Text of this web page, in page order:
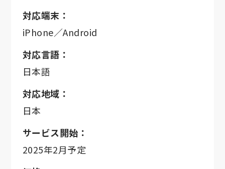
対応端末：
iPhone／Android
対応言語：
日本語
対応地域：
日本
サービス開始：
2025年2月予定